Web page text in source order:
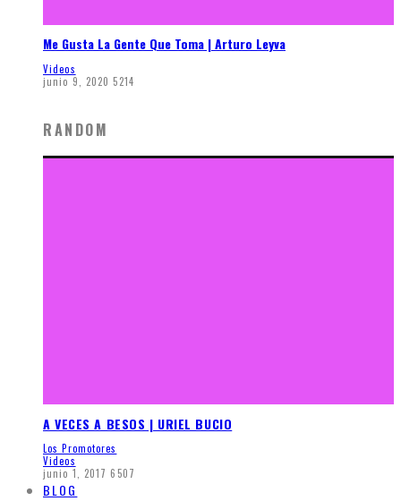
Me Gusta La Gente Que Toma | Arturo Leyva
Videos
junio 9, 2020 5214
RANDOM
A VECES A BESOS | URIEL BUCIO
Los Promotores
Videos
junio 1, 2017 6507
BLOG